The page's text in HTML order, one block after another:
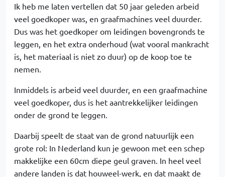
Ik heb me laten vertellen dat 50 jaar geleden arbeid
veel goedkoper was, en graafmachines veel duurder.
Dus was het goedkoper om leidingen bovengronds te
leggen, en het extra onderhoud (wat vooral mankracht
is, het materiaal is niet zo duur) op de koop toe te
nemen.
Inmiddels is arbeid veel duurder, en een graafmachine
veel goedkoper, dus is het aantrekkelijker leidingen
onder de grond te leggen.
Daarbij speelt de staat van de grond natuurlijk een
grote rol: In Nederland kun je gewoon met een schep
makkelijke een 60cm diepe geul graven. In heel veel
andere landen is dat houweel-werk, en dat maakt de